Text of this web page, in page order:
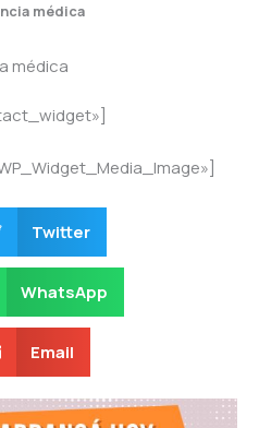
médica
médica
Twitter
WhatsApp
Email